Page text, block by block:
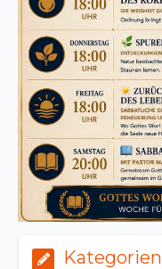
Kategorien